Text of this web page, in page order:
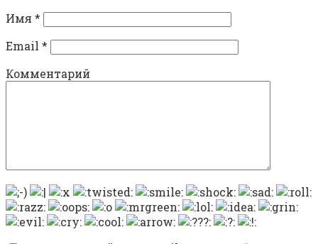
Имя *
Email *
Комментарий